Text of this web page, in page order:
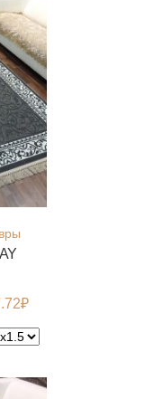
₽